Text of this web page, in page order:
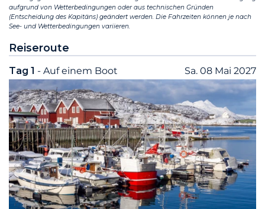
aufgrund von Wetterbedingungen oder aus technischen Gründen
(Entscheidung des Kapitäns) geändert werden. Die Fahrzeiten können je nach
See- und Wetterbedingungen variieren.
Reiseroute
Tag 1 - Auf einem Boot Sa. 08 Mai 2027